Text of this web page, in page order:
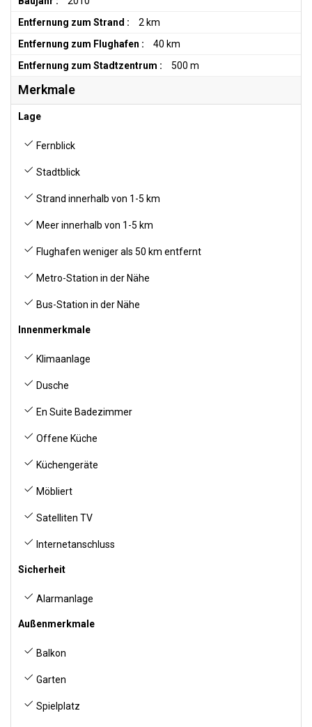
Entfernung zum Strand :
2 km
Entfernung zum Flughafen :
40 km
Entfernung zum Stadtzentrum :
500 m
Merkmale
Lage
Fernblick
Stadtblick
Strand innerhalb von 1-5 km
Meer innerhalb von 1-5 km
Flughafen weniger als 50 km entfernt
Metro-Station in der Nähe
Bus-Station in der Nähe
Innenmerkmale
Klimaanlage
Dusche
En Suite Badezimmer
Offene Küche
Küchengeräte
Möbliert
Satelliten TV
Internetanschluss
Sicherheit
Alarmanlage
Außenmerkmale
Balkon
Garten
Spielplatz